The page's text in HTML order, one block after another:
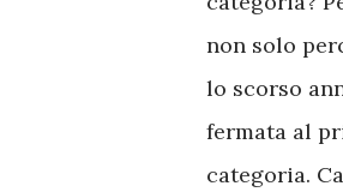
non solo
lo scorso
fermata al
categoria.